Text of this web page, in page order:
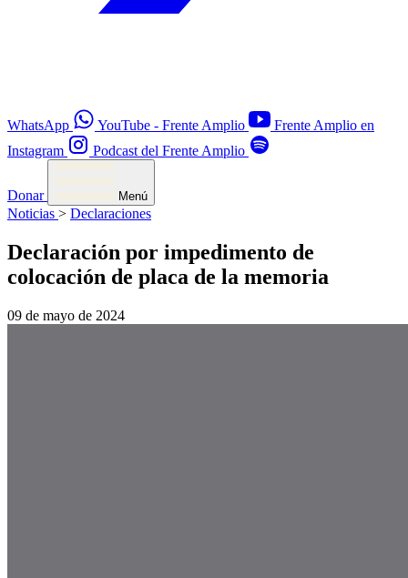
WhatsApp YouTube - Frente Amplio
Frente Amplio en
Instagram
Podcast del Frente Amplio
Donar Menú
Noticias > Declaraciones
Declaración por impedimento de
colocación de placa de la memoria
09 de mayo de 2024